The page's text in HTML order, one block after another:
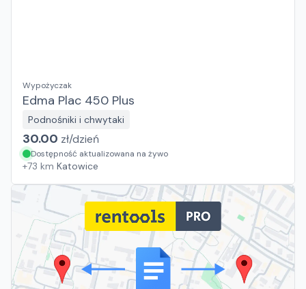
Wypożyczak
Edma Plac 450 Plus
Podnośniki i chwytaki
30.00 zł/dzień
Dostępność aktualizowana na żywo
+73 km Katowice